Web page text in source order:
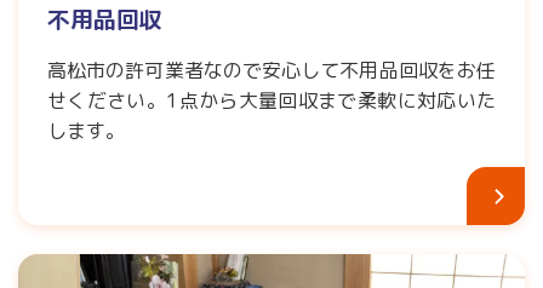
不用品回収
高松市の許可業者なので安心して不用品回収をお任
せください。1点から大量回収まで柔軟に対応いた
します。